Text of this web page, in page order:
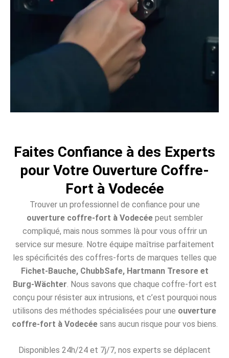
Faites Confiance à des Experts
pour Votre Ouverture Coffre-
Fort à Vodecée
Trouver un professionnel de confiance pour une
ouverture coffre-fort à Vodecéepeut sembler
compliqué, mais nous sommes là pour vous offrir un
service sur mesure. Notre équipe maîtrise parfaitement
les spécificités des coffres-forts de marques telles que
Fichet-Bauche, ChubbSafe, Hartmann Tresore et
Burg-Wächter . Nous savons que chaque coffre-fort est
conçu pour résister aux intrusions, et c’est pourquoi nous
utilisons des méthodes spécialisées pour une ouverture
coffre-fort à Vodecéesans aucun risque pour vos biens.
Disponibles 24h/24 et 7j/7, nos experts se déplacent